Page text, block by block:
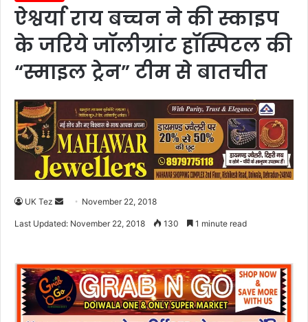
ऐश्वर्या राय बच्चन ने की स्काइप
के जरिये जॉलीग्रांट हॉस्पिटल की
“स्माइल ट्रेन” टीम से बातचीत
UK Tez
e
a
e
m
November 22, 2018
Last Updated: November 22, 2018 130 1 minute read